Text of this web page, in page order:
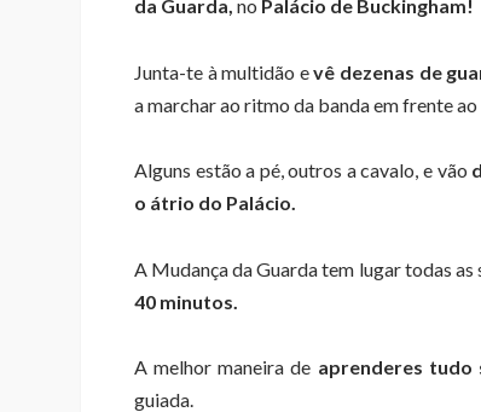
da Guarda, no Palácio de Buckingham!
Junta-te à multidão evê dezenas de
a marchar ao ritmo da banda em frente ao
Alguns estão a pé, outros a cavalo, e vão
o átrio do Palácio.
A Mudança da Guarda tem lugar todas as
40 minutos.
A melhor maneira de aprenderes tudo
guiada.